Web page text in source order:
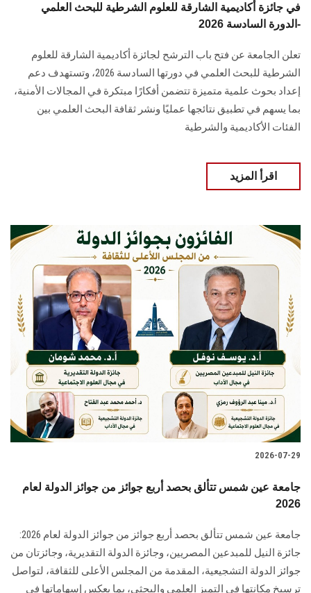
في جائزة أكاديمية الشارقة للعلوم الشرطية للبحث العلمي
-الدورة السادسة 2026
تعلن الجامعة عن فتح باب الترشح لجائزة أكاديمية الشارقة للعلوم
الشرطية للبحث العلمي في دورتها السادسة 2026، وتستهدف دعم
إعداد بحوث علمية متميزة تتضمن أفكارًا مبتكرة في المجالات الأمنية،
بما يسهم في تطبيق نتائجها عمليًا ونشر ثقافة البحث العلمي بين
الفئات الأكاديمية والشرطية
اقرأ المزيد
2026-07-29
جامعة عين شمس تتألق بحصد أربع جوائز من جوائز الدولة لعام
2026
جامعة عين شمس تتألق بحصد أربع جوائز من جوائز الدولة لعام 2026:
جائزة النيل للمبدعين المصريين، وجائزة الدولة التقديرية، وجائزتان من
جوائز الدولة التشجيعية، المقدمة من المجلس الأعلى للثقافة، لتواصل
ترسيخ مكانتها في التميز العلمي والبحثي، بما يعكس إسهاماتها في